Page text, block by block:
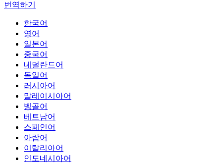
번역하기
한국어
영어
일본어
중국어
네덜란드어
독일어
러시아어
말레이시아어
벵골어
베트남어
스페인어
아랍어
이탈리아어
인도네시아어